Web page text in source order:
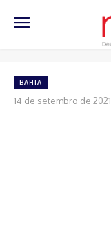
BAHIA
14 de setembro de 2021